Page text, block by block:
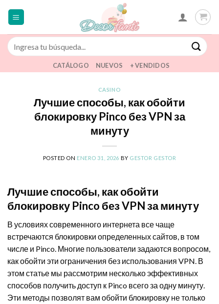
Buscar
por:
CATÁLOGO NUEVOS + VENDIDOS
CASINO
Лучшие способы, как обойти
блокировку Pinco без VPN за
минуту
POSTED ON ENERO 31, 2026 BY GESTOR GESTOR
Лучшие способы, как обойти
блокировку Pinco без VPN за минуту
В условиях современного интернета все чаще
встречаются блокировки определенных сайтов, в том
числе и Pinco. Многие пользователи задаются вопросом,
как обойти эти ограничения без использования VPN. В
этом статье мы рассмотрим несколько эффективных
способов получить доступ к Pinco всего за одну минуту.
Эти методы позволят вам обойти блокировку не только